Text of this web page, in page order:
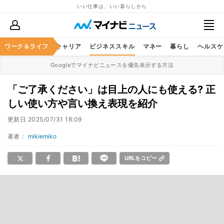
いい仕事は、いい暮らしから
ワーク＆ライフ キャリア ビジネススキル マネー 暮らし ヘルス
Googleでマイナビニュースを優先表示する方法
「ご了承ください」は目上の人にも使える? 正
しい使い方や言い換え表現を紹介
更新日 2025/07/31 18:09
著者： mikiemiko
URLをコピー